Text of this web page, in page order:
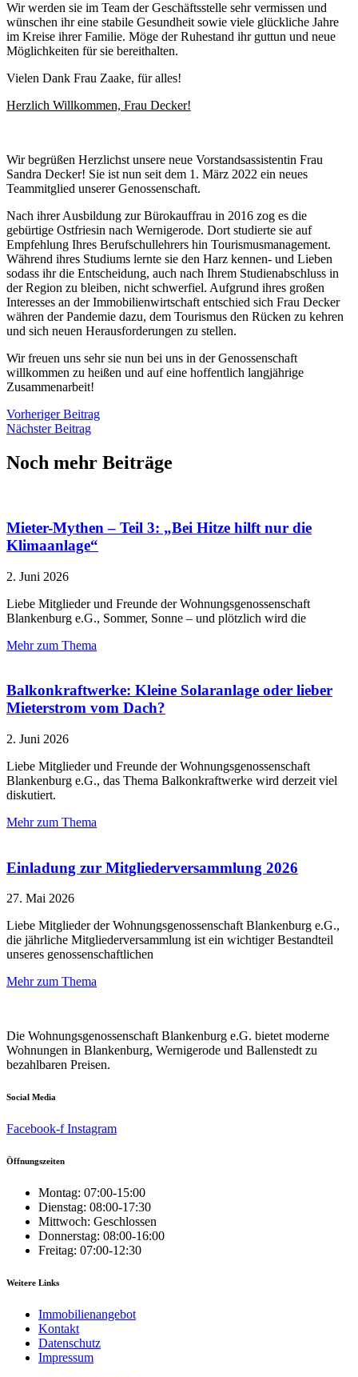
Wir werden sie im Team der Geschäftsstelle sehr vermissen und
wünschen ihr eine stabile Gesundheit sowie viele glückliche Jahre
im Kreise ihrer Familie. Möge der Ruhestand ihr guttun und neue
Möglichkeiten für sie bereithalten.
Vielen Dank Frau Zaake, für alles!
Herzlich Willkommen, Frau Decker!
Wir begrüßen Herzlichst unsere neue Vorstandsassistentin Frau
Sandra Decker! Sie ist nun seit dem 1. März 2022 ein neues
Teammitglied unserer Genossenschaft.
Nach ihrer Ausbildung zur Bürokauffrau in 2016 zog es die
gebürtige Ostfriesin nach Wernigerode. Dort studierte sie auf
Empfehlung Ihres Berufschullehrers hin Tourismusmanagement.
Während ihres Studiums lernte sie den Harz kennen- und Lieben
sodass ihr die Entscheidung, auch nach Ihrem Studienabschluss in
der Region zu bleiben, nicht schwerfiel. Aufgrund ihres großen
Interesses an der Immobilienwirtschaft entschied sich Frau Decker
währen der Pandemie dazu, dem Tourismus den Rücken zu kehren
und sich neuen Herausforderungen zu stellen.
Wir freuen uns sehr sie nun bei uns in der Genossenschaft
willkommen zu heißen und auf eine hoffentlich langjährige
Zusammenarbeit!
Vorheriger Beitrag
Nächster Beitrag
Noch mehr Beiträge
Mieter-Mythen – Teil 3: „Bei Hitze hilft nur die
Klimaanlage“
2. Juni 2026
Liebe Mitglieder und Freunde der Wohnungsgenossenschaft
Blankenburg e.G., Sommer, Sonne – und plötzlich wird die
Mehr zum Thema
Balkonkraftwerke: Kleine Solaranlage oder lieber
Mieterstrom vom Dach?
2. Juni 2026
Liebe Mitglieder und Freunde der Wohnungsgenossenschaft
Blankenburg e.G., das Thema Balkonkraftwerke wird derzeit viel
diskutiert.
Mehr zum Thema
Einladung zur Mitgliederversammlung 2026
27. Mai 2026
Liebe Mitglieder der Wohnungsgenossenschaft Blankenburg e.G.,
die jährliche Mitgliederversammlung ist ein wichtiger Bestandteil
unseres genossenschaftlichen
Mehr zum Thema
Die Wohnungsgenossenschaft Blankenburg e.G. bietet moderne
Wohnungen in Blankenburg, Wernigerode und Ballenstedt zu
bezahlbaren Preisen.
Social Media
Facebook-f Instagram
Öffnungszeiten
Montag: 07:00-15:00
Dienstag: 08:00-17:30
Mittwoch: Geschlossen
Donnerstag: 08:00-16:00
Freitag: 07:00-12:30
Weitere Links
Immobilienangebot
Kontakt
Datenschutz
Impressum